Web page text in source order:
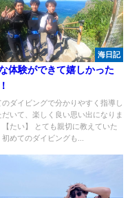
海日記
体験ができて嬉しかった
のダイビングで分かりやすく指導し
だいて、楽しく良い思い出になりま
【たい】 とても親切に教えていた
初めてのダイビングも...